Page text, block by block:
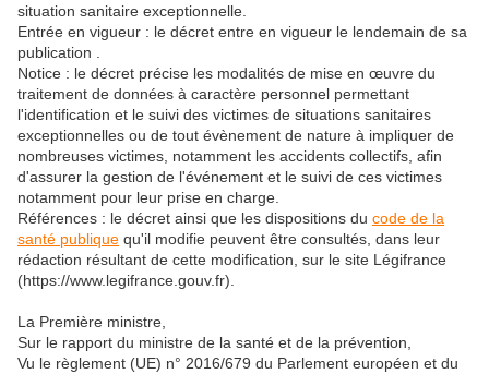
situation sanitaire exceptionnelle.
Entrée en vigueur : le décret entre en vigueur le lendemain de sa
publication .
Notice : le décret précise les modalités de mise en œuvre du
traitement de données à caractère personnel permettant
l'identification et le suivi des victimes de situations sanitaires
exceptionnelles ou de tout évènement de nature à impliquer de
nombreuses victimes, notamment les accidents collectifs, afin
d'assurer la gestion de l'événement et le suivi de ces victimes
notamment pour leur prise en charge.
Références : le décret ainsi que les dispositions du code de la
santé publique qu'il modifie peuvent être consultés, dans leur
rédaction résultant de cette modification, sur le site Légifrance
(https://www.legifrance.gouv.fr).
La Première ministre,
Sur le rapport du ministre de la santé et de la prévention,
Vu le règlement (UE) n° 2016/679 du Parlement européen et du